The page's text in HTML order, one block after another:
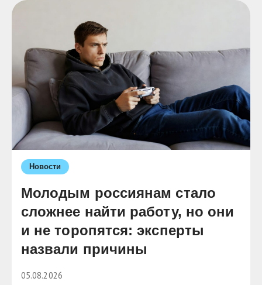
Новости
Молодым россиянам стало
сложнее найти работу, но они
и не торопятся: эксперты
назвали причины
05.08.2026